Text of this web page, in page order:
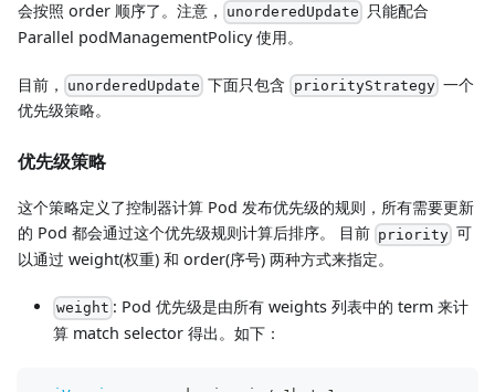
会按照 order 顺序了。注意，
unorderedUpdate 只能配合
Parallel podManagementPolicy 使用。
目前， unorderedUpdate 下面只包含 priorityStrategy 一个
优先级策略。
优先级策略
这个策略定义了控制器计算 Pod 发布优先级的规则，所有需要更新
的 Pod 都会通过这个优先级规则计算后排序。 目前 priority 可
以通过 weight(权重) 和 order(序号) 两种方式来指定。
weight : Pod 优先级是由所有 weights 列表中的 term 来计
算 match selector 得出。如下：